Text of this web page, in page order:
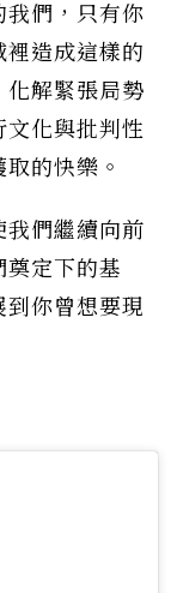
們，只有你
造成這樣的
化解緊張局勢
文化與批判性
的快樂。
我們繼續向前
奠定下的基
你曾想要現